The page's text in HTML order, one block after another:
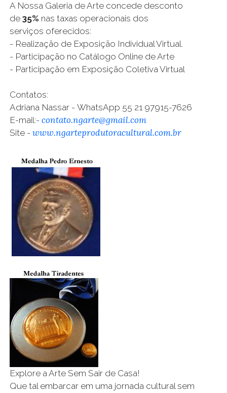
A Nossa Galeria de Arte concede desconto
de 35% nas taxas operacionais dos
serviços oferecidos:
- Realização de Exposição Individual Virtual.
- Participação no Catálogo Online de Arte
- Participação em Exposição Coletiva Virtual
Contatos:
Adriana Nassar - WhatsApp 55 21 97915-7626
E-mail:- contato.ngarte@gmail.com
Site - www.ngarteprodutoracultural.com.br
Explore a Arte Sem Sair de Casa!
Que tal embarcar em uma jornada cultural sem